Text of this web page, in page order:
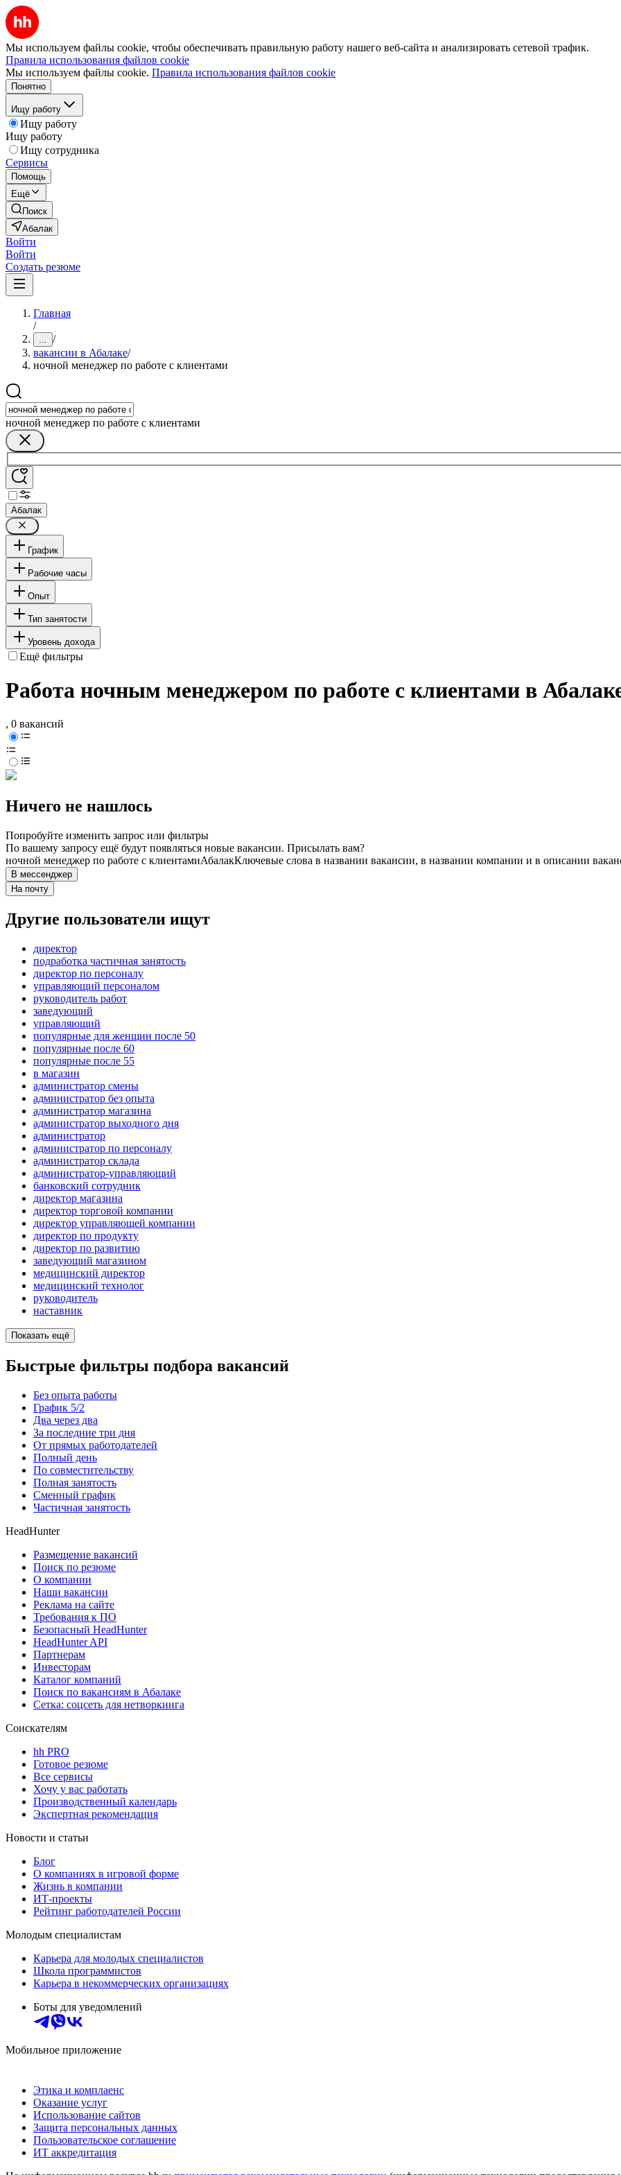
Мы используем файлы cookie, чтобы обеспечивать правильную работу нашего веб-сайта и анализировать сетевой трафик.
Правила использования файлов cookie
Мы используем файлы cookie. Правила использования файлов cookie
Понятно
Ищу работу
Ищу работу
Ищу работу
Ищу сотрудника
Сервисы
Помощь
Ещё
Поиск
Абалак
Войти
Войти
Создать резюме
Главная
/
... /
вакансии в Абалаке/
ночной менеджер по работе с клиентами
ночной менеджер по работе с клиентами
Абалак
График
Рабочие часы
Опыт
Тип занятости
Уровень дохода
Ещё фильтры
Работа ночным менеджером по работе с клиентами в
, 0 вакансий
Ничего не нашлось
Попробуйте изменить запрос или фильтры
По вашему запросу ещё будут появляться новые вакансии. Присылать вам?
ночной менеджер по работе с клиентамиАбалакКлючевые слова в названии вакансии, в названии компании и в описании
В мессенджер
На почту
Другие пользователи ищут
директор
подработка частичная занятость
директор по персоналу
управляющий персоналом
руководитель работ
заведующий
управляющий
популярные для женщин после 50
популярные после 60
популярные после 55
в магазин
администратор смены
администратор без опыта
администратор магазина
администратор выходного дня
администратор
администратор по персоналу
администратор склада
администратор-управляющий
банковский сотрудник
директор магазина
директор торговой компании
директор управляющей компании
директор по продукту
директор по развитию
заведующий магазином
медицинский директор
медицинский технолог
руководитель
наставник
Показать ещё
Быстрые фильтры подбора вакансий
Без опыта работы
График 5/2
Два через два
За последние три дня
От прямых работодателей
Полный день
По совместительству
Полная занятость
Сменный график
Частичная занятость
HeadHunter
Размещение вакансий
Поиск по резюме
О компании
Наши вакансии
Реклама на сайте
Требования к ПО
Безопасный HeadHunter
HeadHunter API
Партнерам
Инвесторам
Каталог компаний
Поиск по вакансиям в Абалаке
Сетка: соцсеть для нетворкинга
Соискателям
hh PRO
Готовое резюме
Все сервисы
Хочу у вас работать
Производственный календарь
Экспертная рекомендация
Новости и статьи
Блог
О компаниях в игровой форме
Жизнь в компании
ИТ-проекты
Рейтинг работодателей России
Молодым специалистам
Карьера для молодых специалистов
Школа программистов
Карьера в некоммерческих организациях
Боты для уведомлений
Мобильное приложение
Этика и комплаенс
Оказание услуг
Использование сайтов
Защита персональных данных
Пользовательское соглашение
ИТ аккредитация